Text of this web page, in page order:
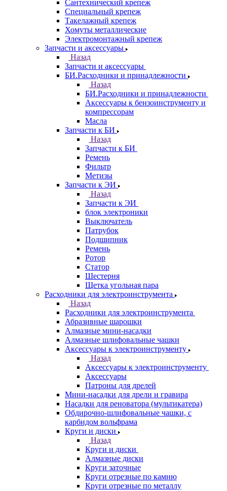
Сантехнический крепеж
Специальный крепеж
Такелажный крепеж
Хомуты металлические
Электромонтажный крепеж
Запчасти и аксессуары
Назад
Запчасти и аксессуары
БИ.Расходники и принадлежности
Назад
БИ.Расходники и принадлежности
Аксессуары к бензоинструменту и
компрессорам
Масла
Запчасти к БИ
Назад
Запчасти к БИ
Ремень
Фильтр
Метизы
Запчасти к ЭИ
Назад
Запчасти к ЭИ
блок электроники
Выключатель
Патрубок
Подшипник
Ремень
Ротор
Статор
Шестерня
Щетка угольная пара
Расходники для электроинструмента
Назад
Расходники для электроинструмента
Абразивные шарошки
Алмазные мини-насадки
Алмазные шлифовальные чашки
Аксессуары к электроинструменту
Назад
Аксессуары к электроинструменту
Аксессуары
Патроны для дрелей
Мини-насадки для дрели и гравира
Насадки для реноватора (мультикатера)
Обдирочно-шлифовальные чашки, с
карбидом вольфрама
Круги и диски
Назад
Круги и диски
Алмазные диски
Круги заточные
Круги отрезные по камню
Круги отрезные по металлу